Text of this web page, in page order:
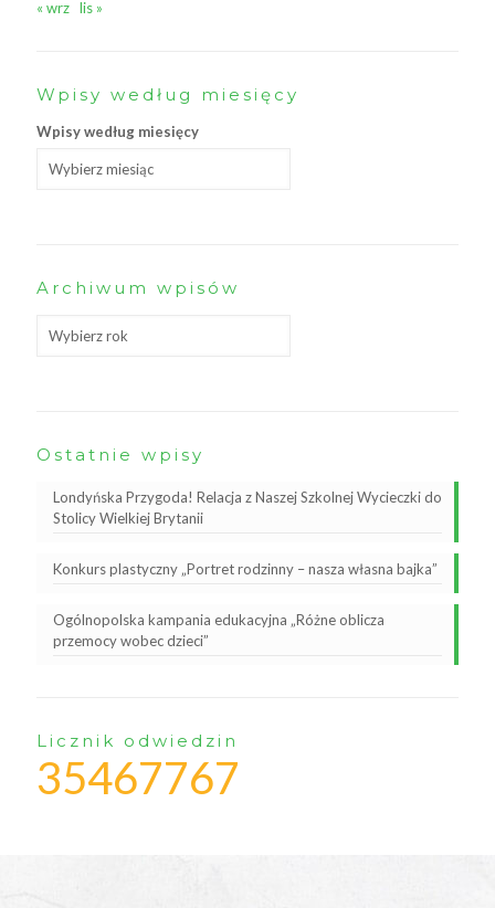
« wrz lis »
Wpisy według miesięcy
Wpisy według miesięcy
Archiwum wpisów
Ostatnie wpisy
Londyńska Przygoda! Relacja z Naszej Szkolnej Wycieczki do
Stolicy Wielkiej Brytanii
Konkurs plastyczny „Portret rodzinny – nasza własna bajka”
Ogólnopolska kampania edukacyjna „Różne oblicza
przemocy wobec dzieci”
Licznik odwiedzin
35467767